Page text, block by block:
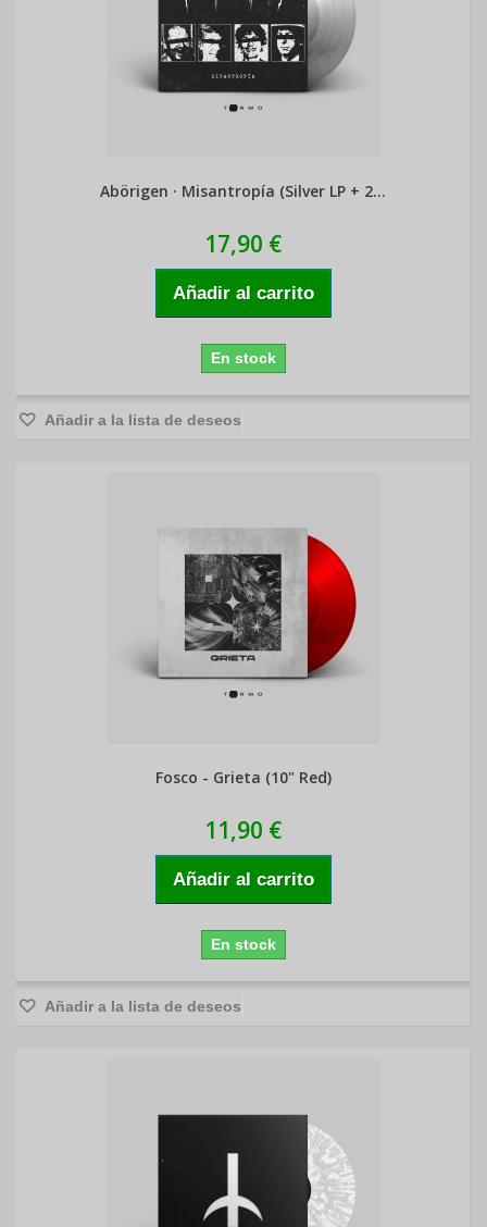
Abörigen · Misantropía (Silver LP + 2...
17,90 €
Añadir al carrito
En stock
Añadir a la lista de deseos
Fosco - Grieta (10" Red)
11,90 €
Añadir al carrito
En stock
Añadir a la lista de deseos